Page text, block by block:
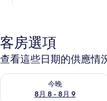
客房選項
查看這些日期的供應情
今晚
8月 8 - 8月 9
查看今晚 (8月 8 - 8月 9) 的供